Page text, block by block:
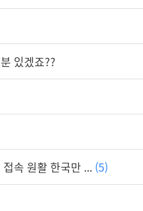
있겠죠??
속 원활 한국만 ... (5)